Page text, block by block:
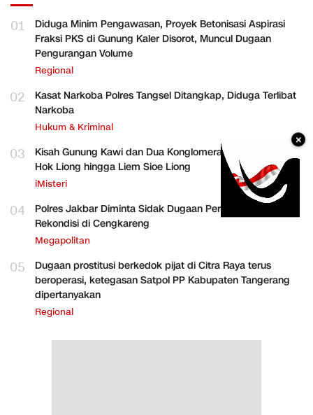
01
Diduga Minim Pengawasan, Proyek Betonisasi Aspirasi
Fraksi PKS di Gunung Kaler Disorot, Muncul Dugaan
Pengurangan Volume
Regional
02
Kasat Narkoba Polres Tangsel Ditangkap, Diduga Terlibat
Narkoba
Hukum & Kriminal
03
Kisah Gunung Kawi dan Dua Konglomerat Indonesia Ong
Hok Liong hingga Liem Sioe Liong
iMisteri
04
Polres Jakbar Diminta Sidak Dugaan Perakitan HP
Rekondisi di Cengkareng
Megapolitan
05
Dugaan prostitusi berkedok pijat di Citra Raya terus
beroperasi, ketegasan Satpol PP Kabupaten Tangerang
dipertanyakan
Regional
×